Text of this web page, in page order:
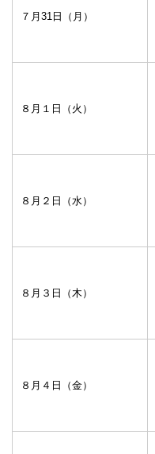
７月31日（月）
８月１日（火）
８月２日（水）
８月３日（木）
８月４日（金）